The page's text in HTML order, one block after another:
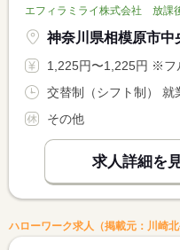
エフィラミライ株式会社 放
神奈川県相模原市中
1,225円〜1,225円 ※フルタイム求人の場合は
その他
求人詳細を
ハローワーク求人（掲載元：川崎北